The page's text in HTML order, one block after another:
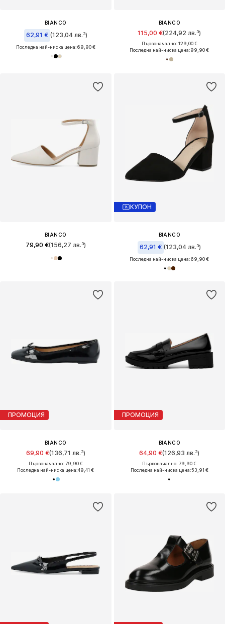
BIANCO
62,91 € (123,04 лв.³)
Последна най-ниска цена:69,90 €
BIANCO
115,00 €(224,92 лв.³)
Първоначално: 129,00 €
Последна най-ниска цена:99,90 €
BIANCO
79,90 €(156,27 лв.³)
КУПОН
BIANCO
62,91 € (123,04 лв.³)
Последна най-ниска цена:69,90 €
ПРОМОЦИЯ
BIANCO
69,90 €(136,71 лв.³)
Първоначално: 79,90 €
Последна най-ниска цена:49,41 €
ПРОМОЦИЯ
BIANCO
64,90 €(126,93 лв.³)
Първоначално: 79,90 €
Последна най-ниска цена:53,91 €